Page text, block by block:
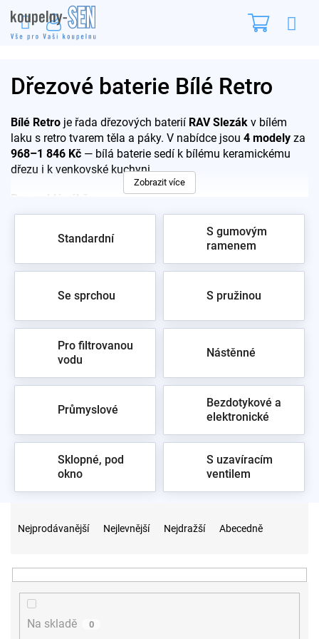
na
obsah
Dřezové baterie Bílé Retro
Bílé Retro je řada dřezových baterií RAV Slezák v bílém
laku s retro tvarem těla a páky. V nabídce jsou 4 modely za
968–1 846 Kč — bílá baterie sedí k bílému keramickému
dřezu i k venkovské kuchyni.
Bílý povrch — vodní kámen je na něm méně vidět než
Retro tvarosloví, český výrobce RAV Slezák
Bílý lak čistěte jen neutrálním prostředkem, kyselé
odvápňovače povrch matní. Tmavý protiklad najdete v sérii
Černé Retro mezi dřezovými bateriemi, k bílé baterii se hodí
keramický dřez. Vzorky ve vzorkovně v Praze 10.
Zobrazit více
Standardní
S gumovým
ramenem
Se sprchou S pružinou
Pro filtrovanou
vodu
Nástěnné
Průmyslové
Bezdotykové a
elektronické
Sklopné, pod
okno
S uzavíracím
ventilem
n
Nejprodávanější Nejlevnější Nejdražší Abecedně
Na skladě 0